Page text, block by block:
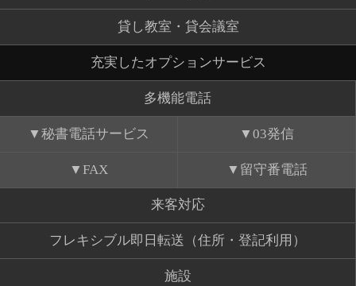
貸し教室・貸会議室
充実したオプションサービス
多機能電話
秘書電話サービス 03発信
FAX 留守番電話
来客対応
フレキシブル即日転送（住所・登記利用）
施設